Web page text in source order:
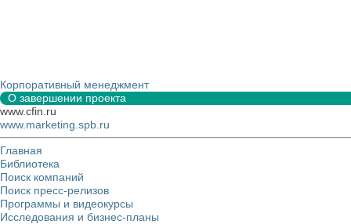
Корпоративный менеджмент
О завершении проекта
www.cfin.ru
www.marketing.spb.ru
Главная
Библиотека
Поиск компаний
Поиск пресс-релизов
Программы и видеокурсы
Исследования и бизнес-планы